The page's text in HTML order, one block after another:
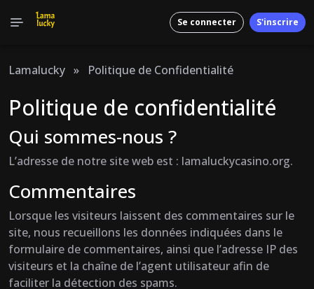
Se connecter S'inscrire
Lamalucky » Politique de Confidentialité
Politique de confidentialité
Qui sommes-nous ?
L’adresse de notre site web est : lamaluckycasino.org.
Commentaires
Lorsque les visiteurs laissent des commentaires sur le
site, nous recueillons les données indiquées dans le
formulaire de commentaires, ainsi que l’adresse IP des
visiteurs et la chaîne de l’agent utilisateur afin de
faciliter la détection des spams.